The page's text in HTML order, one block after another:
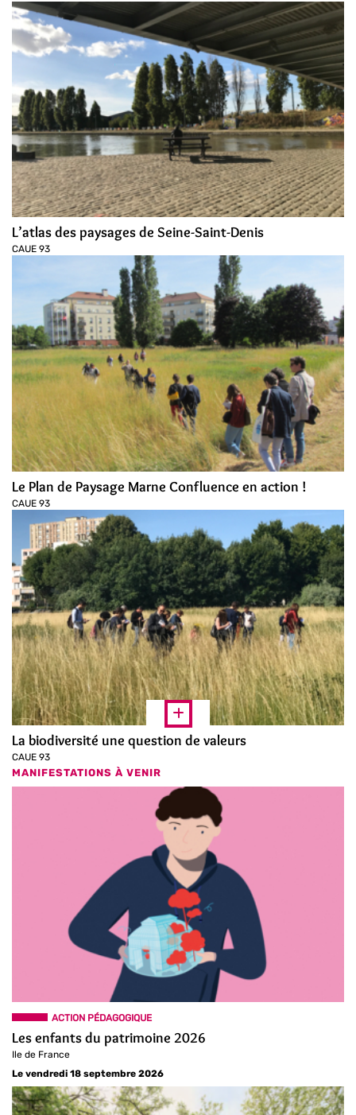
L’atlas des paysages de Seine-Saint-Denis
CAUE 93
Le Plan de Paysage Marne Confluence en action !
CAUE 93
La biodiversité une question de valeurs
CAUE 93
MANIFESTATIONS À VENIR
ACTION PÉDAGOGIQUE
Les enfants du patrimoine 2026
Ile de France
Le vendredi 18 septembre 2026